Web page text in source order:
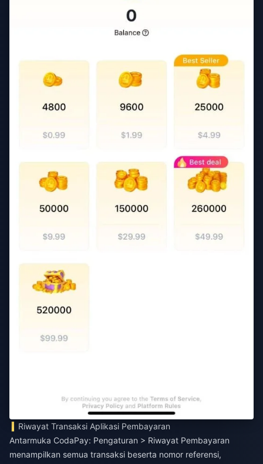
Riwayat Transaksi Aplikasi Pembayaran
Antarmuka CodaPay: Pengaturan > Riwayat Pembayaran
menampilkan semua transaksi beserta nomor referensi,